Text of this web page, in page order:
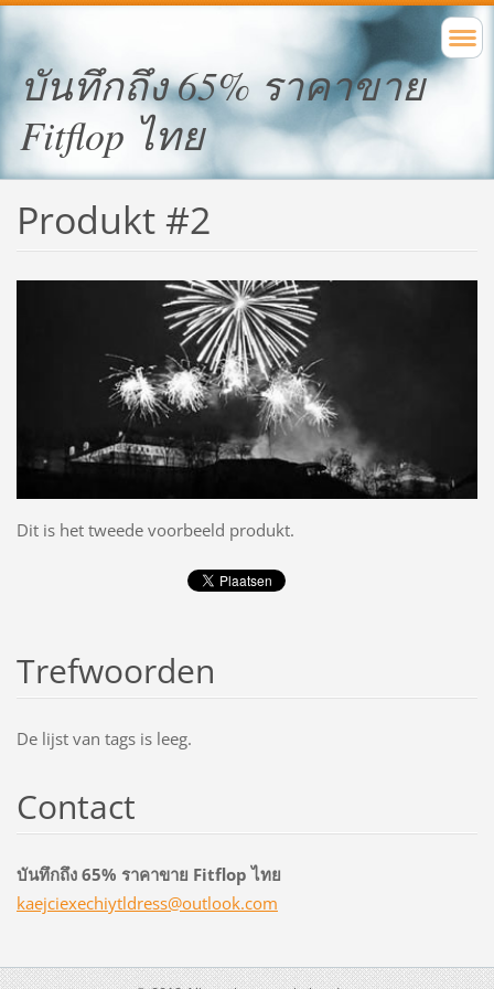
บันทึกถึง 65% ราคาขาย
Fitflop ไทย
Produkt #2
Dit is het tweede voorbeeld produkt.
Trefwoorden
De lijst van tags is leeg.
Contact
บันทึกถึง 65% ราคาขาย Fitflop ไทย
kaejciexechiytldress@outlook.com